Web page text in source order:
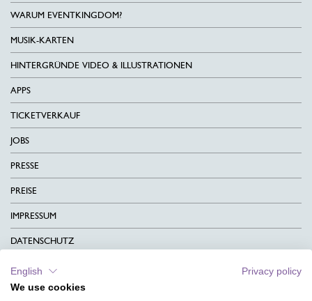
WARUM EVENTKINGDOM?
MUSIK-KARTEN
HINTERGRÜNDE VIDEO & ILLUSTRATIONEN
APPS
TICKETVERKAUF
JOBS
PRESSE
PREISE
IMPRESSUM
DATENSCHUTZ
KONTAKT
AGB
English
Privacy policy
We use cookies